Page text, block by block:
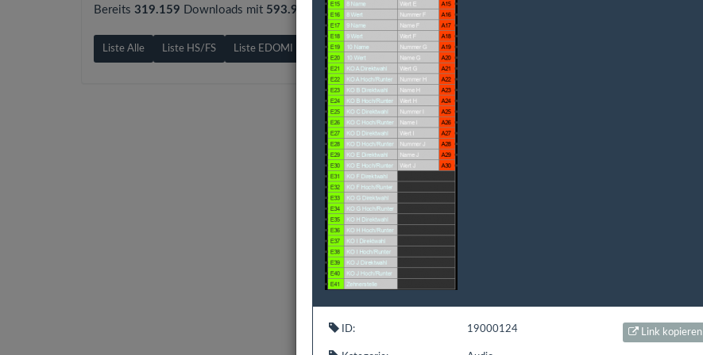
Bereits 319.159 Downloads mit 593.9 GB gezählt seit: 16.02.2016 | Letzter Download: 06.08.2026 10:22:31
Liste Alle Liste HS/FS Liste EDOMI Liste X1/L1 Liste Sonstiges
ID: 19000124 Link kopieren